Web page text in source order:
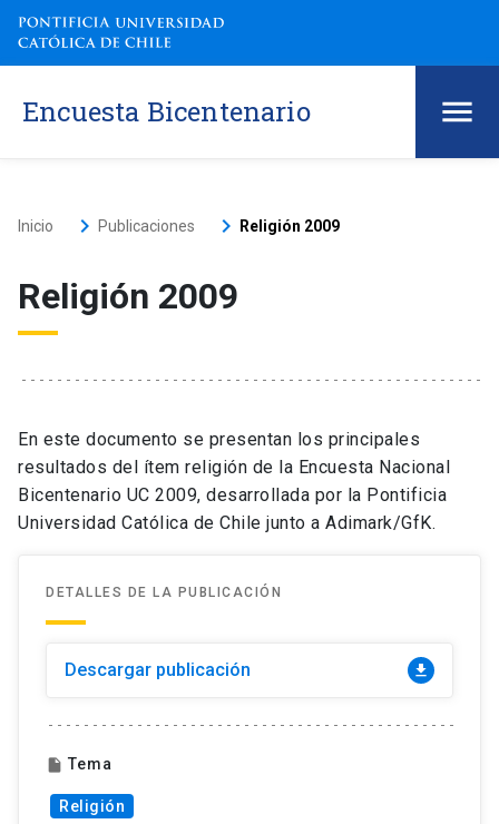
Encuesta Bicentenario
Inicio keyboard_arrow_right Publicaciones keyboard_arrow_right Religión 2009
Religión 2009
En este documento se presentan los principales
resultados del ítem religión de la Encuesta Nacional
Bicentenario UC 2009, desarrollada por la Pontificia
Universidad Católica de Chile junto a Adimark/GfK.
DETALLES DE LA PUBLICACIÓN
Descargar publicación download
insert_drive_file Tema
Religión